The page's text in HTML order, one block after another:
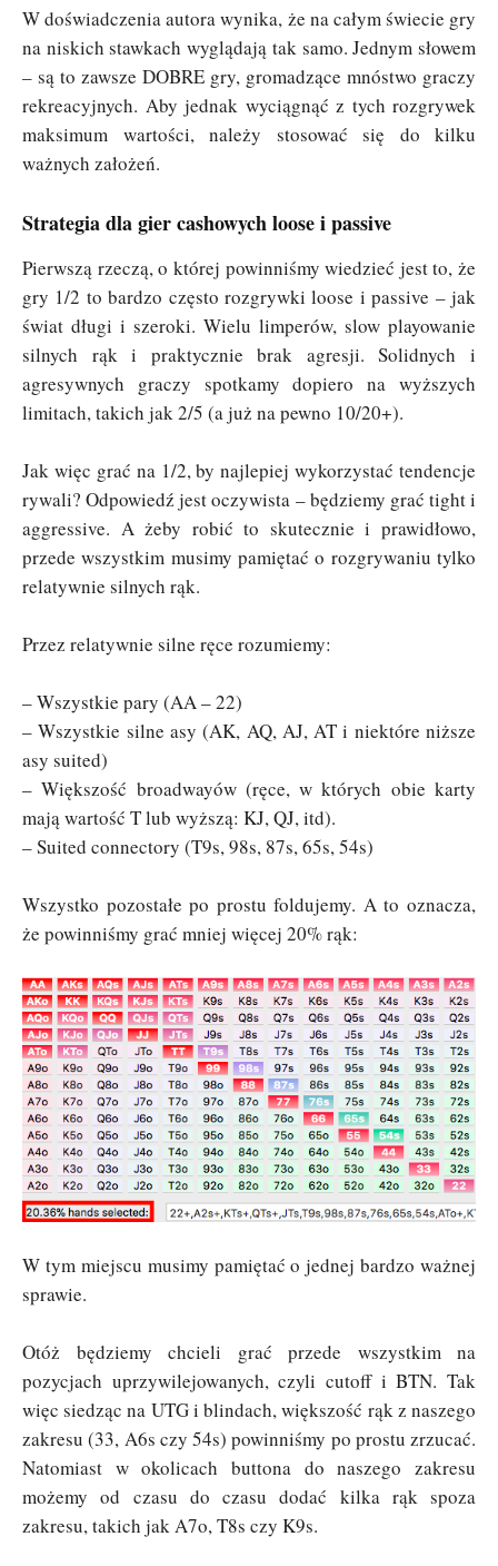
W doświadczenia autora wynika, że na całym świecie gry
na niskich stawkach wyglądają tak samo. Jednym słowem
– są to zawsze DOBRE gry, gromadzące mnóstwo graczy
rekreacyjnych. Aby jednak wyciągnąć z tych rozgrywek
maksimum wartości, należy stosować się do kilku
ważnych założeń.
Strategia dla gier cashowych loose i passive
Pierwszą rzeczą, o której powinniśmy wiedzieć jest to, że
gry 1/2 to bardzo często rozgrywki loose i passive – jak
świat długi i szeroki. Wielu limperów, slow playowanie
silnych rąk i praktycznie brak agresji. Solidnych i
agresywnych graczy spotkamy dopiero na wyższych
limitach, takich jak 2/5 (a już na pewno 10/20+).
Jak więc grać na 1/2, by najlepiej wykorzystać tendencje
rywali? Odpowiedź jest oczywista – będziemy grać tight i
aggressive. A żeby robić to skutecznie i prawidłowo,
przede wszystkim musimy pamiętać o rozgrywaniu tylko
relatywnie silnych rąk.
Przez relatywnie silne ręce rozumiemy:
– Wszystkie pary (AA – 22)
– Wszystkie silne asy (AK, AQ, AJ, AT i niektóre niższe
asy suited)
– Większość broadwayów (ręce, w których obie karty
mają wartość T lub wyższą: KJ, QJ, itd).
– Suited connectory (T9s, 98s, 87s, 65s, 54s)
Wszystko pozostałe po prostu foldujemy. A to oznacza,
że powinniśmy grać mniej więcej 20% rąk:
W tym miejscu musimy pamiętać o jednej bardzo ważnej
sprawie.
Otóż będziemy chcieli grać przede wszystkim na
pozycjach uprzywilejowanych, czyli cutoff i BTN. Tak
więc siedząc na UTG i blindach, większość rąk z naszego
zakresu (33, A6s czy 54s) powinniśmy po prostu zrzucać.
Natomiast w okolicach buttona do naszego zakresu
możemy od czasu do czasu dodać kilka rąk spoza
zakresu, takich jak A7o, T8s czy K9s.